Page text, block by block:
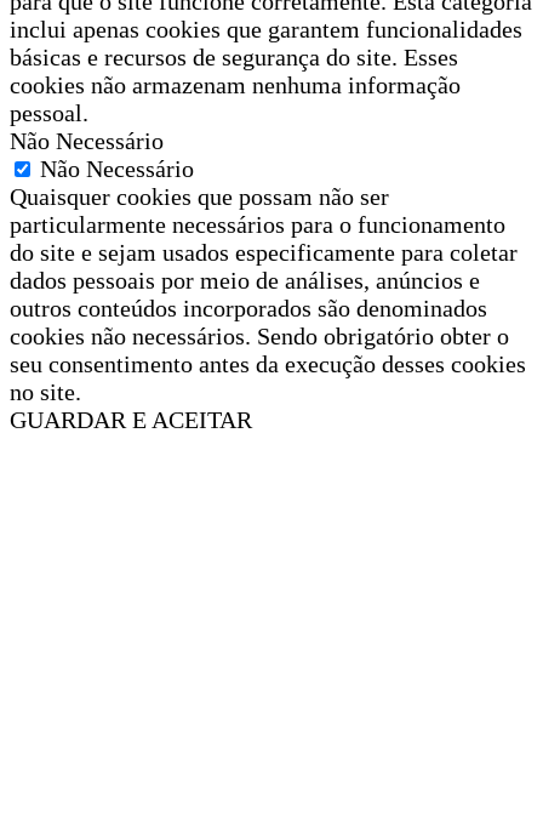
inclui apenas cookies que garantem funcionalidades
básicas e recursos de segurança do site. Esses
cookies não armazenam nenhuma informação
pessoal.
Não Necessário
Não Necessário
Quaisquer cookies que possam não ser
particularmente necessários para o funcionamento
do site e sejam usados especificamente para coletar
dados pessoais por meio de análises, anúncios e
outros conteúdos incorporados são denominados
cookies não necessários. Sendo obrigatório obter o
seu consentimento antes da execução desses cookies
no site.
GUARDAR E ACEITAR